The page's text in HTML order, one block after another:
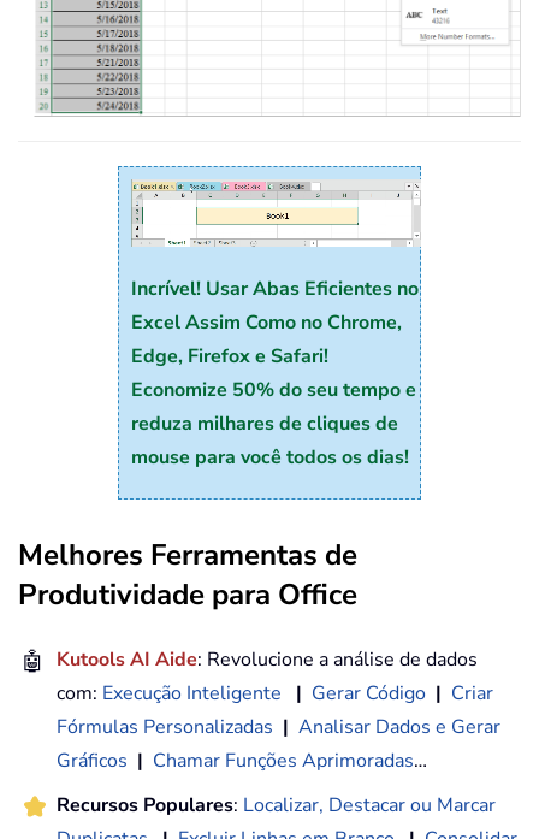
Incrível! Usar Abas Eficientes no
Excel Assim Como no Chrome,
Edge, Firefox e Safari!
Economize 50% do seu tempo e
reduza milhares de cliques de
mouse para você todos os dias!
Melhores Ferramentas de
Produtividade para Office
🤖 Kutools AI Aide: Revolucione a análise de dados
com: Execução Inteligente | Gerar Código | Criar
Fórmulas Personalizadas | Analisar Dados e Gerar
Gráficos | Chamar Funções Aprimoradas…
Recursos Populares: Localizar, Destacar ou Marcar